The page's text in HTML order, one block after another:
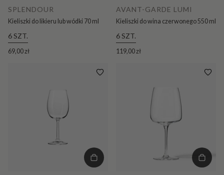
SPLENDOUR
Kieliszki do likieru lub wódki 70 ml
6 SZT.
69,00 zł
AVANT-GARDE LUMI
Kieliszki do wina czerwonego 550 ml
6 SZT.
119,00 zł